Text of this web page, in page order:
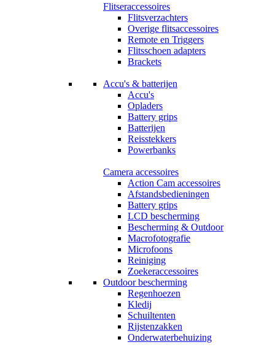
Flitseraccessoires
Flitsverzachters
Overige flitsaccessoires
Remote en Triggers
Flitsschoen adapters
Brackets
Accu's & batterijen
Accu's
Opladers
Battery grips
Batterijen
Reisstekkers
Powerbanks
Camera accessoires
Action Cam accessoires
Afstandsbedieningen
Battery grips
LCD bescherming
Bescherming & Outdoor
Macrofotografie
Microfoons
Reiniging
Zoekeraccessoires
Outdoor bescherming
Regenhoezen
Kledij
Schuiltenten
Rijstenzakken
Onderwaterbehuizing